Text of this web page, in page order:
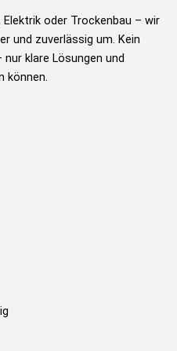
oder Trockenbau – wir
und zuverlässig um. Kein
klare Lösungen und
können.